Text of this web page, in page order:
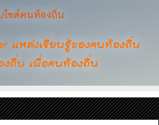
ไซต์คนท้องถิ่น
แหล่งเรียนรู้ของคนท้องถิ่น
งถิ่น เพื่อคนท้องถิ่น